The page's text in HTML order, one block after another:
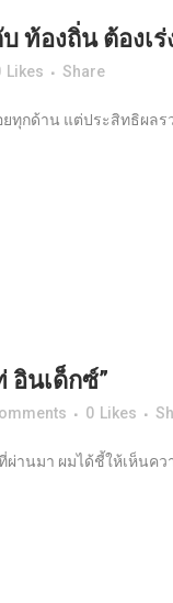
ท้องถิ่น ต้องเร่
Likes Share
ทุกด้าน แต่ประสิทธิผลร
อินเด็กซ์”
0 Likes
ผ่านมา ผมได้ชี้ให้เห็น